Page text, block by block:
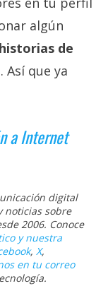
algún
de
Así que ya
a Internet
digital
noticias sobre
2006. Conoce
y nuestra
, X,
en tu correo